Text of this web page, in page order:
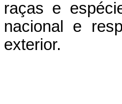
raças e
nacional e
exterior.